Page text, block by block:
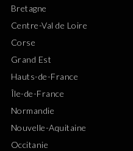
Bretagne
Centre-Val de Loire
Corse
Grand Est
Hauts-de-France
Île-de-France
Normandie
Nouvelle-Aquitaine
Occitanie